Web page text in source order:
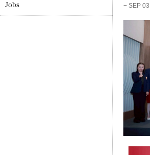
− SEP
Jobs